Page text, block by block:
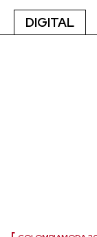
DIGITAL